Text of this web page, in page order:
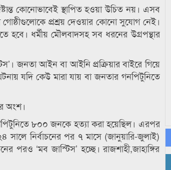
কোনোভাবেই স্থাপিত হওয়া উচিত নয়। এসব
প্রশ্রয় দেওয়ার কোনো সুযোগ নেই।
হবে। ধর্মীয় মৌলবাদসহ সব ধরনের উগ্রপন্থার
জনতা আইন বা আইনি প্রক্রিয়ার বাইরে গিয়ে
যদি কেউ মারা যায় বা জনতার গনপিটুনিতে
অংশ।
৮০০ জনকে হত্যা করা হয়েছিল। এরপর
নির্বাচনের পর ৭ মাসে (জানুয়ারি-জুলাই)
‘মব জাস্টিস’ হচ্ছে। রাজশাহী,জাহাঙ্গির